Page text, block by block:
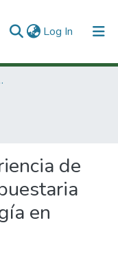
Log In (current)
Tecnológica
de
en